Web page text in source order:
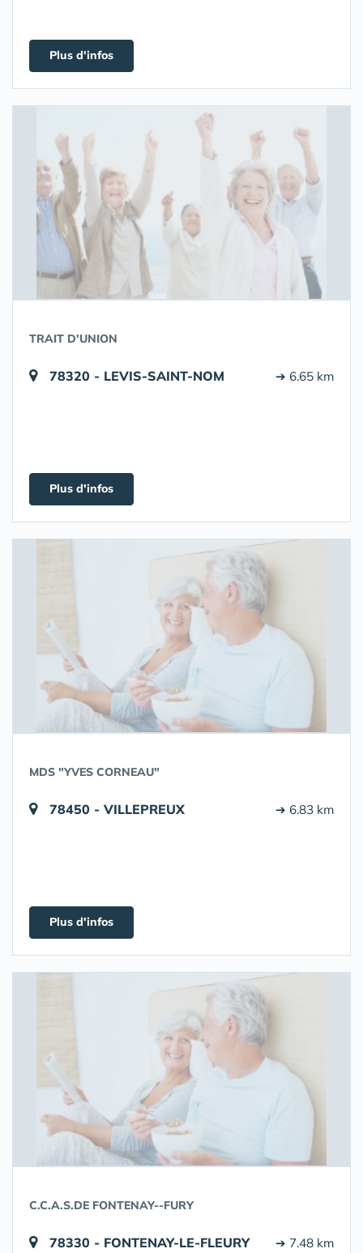
Plus d'infos
TRAIT D'UNION
78320 - LEVIS-SAINT-NOM ➔ 6.65 km
Plus d'infos
MDS "YVES CORNEAU"
78450 - VILLEPREUX ➔ 6.83 km
Plus d'infos
C.C.A.S.DE FONTENAY--FURY
78330 - FONTENAY-LE-FLEURY ➔ 7.48 km